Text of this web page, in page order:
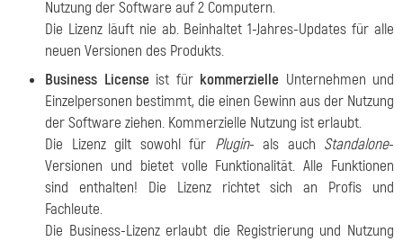
Nutzung der Software auf 2 Computern.
Die Lizenz läuft nie ab. Beinhaltet 1-Jahres-Updates für alle
neuen Versionen des Produkts.
Business Licenseist für kommerzielle Unternehmen und
Einzelpersonen bestimmt, die einen Gewinn aus der Nutzung
der Software ziehen. Kommerzielle Nutzung ist erlaubt.
Die Lizenz gilt sowohl für Plugin- als auch Standalone-
Versionen und bietet volle Funktionalität. Alle Funktionen
sind enthalten! Die Lizenz richtet sich an Profis und
Fachleute.
Die Business-Lizenz erlaubt die Registrierung und Nutzung